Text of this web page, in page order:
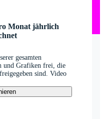
Monat jährlich
gesamten
und Grafiken frei, die
sind. Video